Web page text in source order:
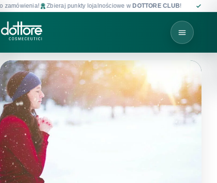
Zbieraj punkty lojalnościowe w DOTTORE CLUB! Darmowa